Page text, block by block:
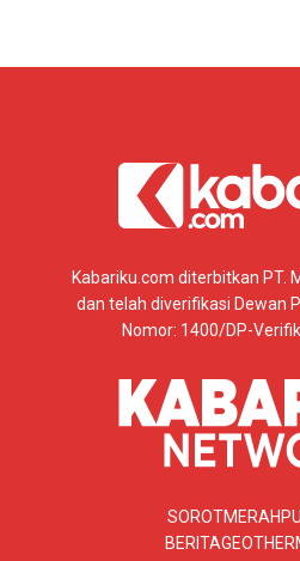
Kabariku.com diterbitkan PT.
dan telah diverifikasi Dewan
Nomor: 1400/DP-